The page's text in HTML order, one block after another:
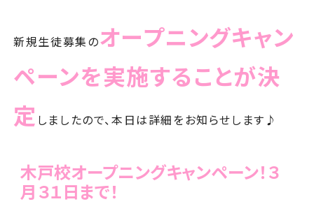
新規生徒募集のオープニングキャン
ペーンを実施することが決
定 しましたので、本日は詳細をお知らせします♪
木戸校オープニングキャンペーン！３
月３１日まで！